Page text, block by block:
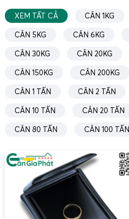
XEM TẤT CẢ CÂN 1KG
CÂN 5KG CÂN 6KG
CÂN 30KG CÂN 20KG
CÂN 150KG CÂN 200KG
CÂN 1 TẤN CÂN 2 TẤN
CÂN 10 TẤN CÂN 20 TẤN
CÂN 80 TẤN CÂN 100 TẤN